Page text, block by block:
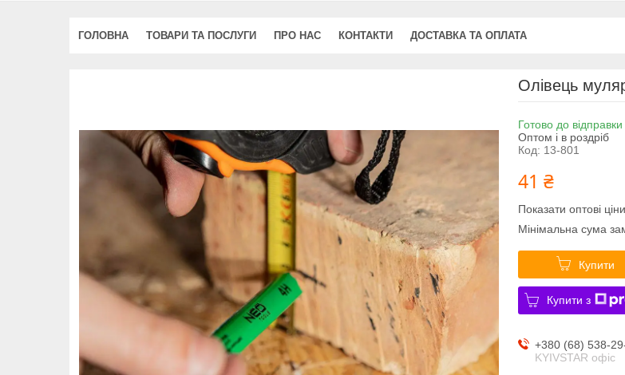
ГОЛОВНА ТОВАРИ ТА ПОСЛУГИ ПРО НАС КОНТАКТИ ДОСТАВКА ТА ОПЛАТА
Олівець
Готово до відправки
Оптом і в роздріб
Код: 13-801
41 ₴
Показати оптові ціни
Мінімальна сума
Купити
Купити з
+380 (68) 538-
KYIVSTAR офіс